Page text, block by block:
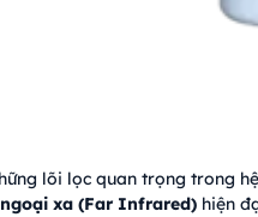
lõi lọc quan trọng trong
xa (Far Infrared) hiện